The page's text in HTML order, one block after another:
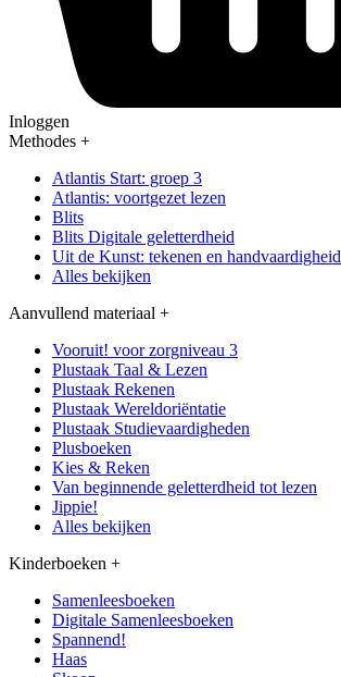
Inloggen
Methodes +
Atlantis Start: groep 3
Atlantis: voortgezet lezen
Blits
Blits Digitale geletterdheid
Uit de Kunst: tekenen en handvaardigheid
Alles bekijken
Aanvullend materiaal +
Vooruit! voor zorgniveau 3
Plustaak Taal & Lezen
Plustaak Rekenen
Plustaak Wereldoriëntatie
Plustaak Studievaardigheden
Plusboeken
Kies & Reken
Van beginnende geletterdheid tot lezen
Jippie!
Alles bekijken
Kinderboeken +
Samenleesboeken
Digitale Samenleesboeken
Spannend!
Haas